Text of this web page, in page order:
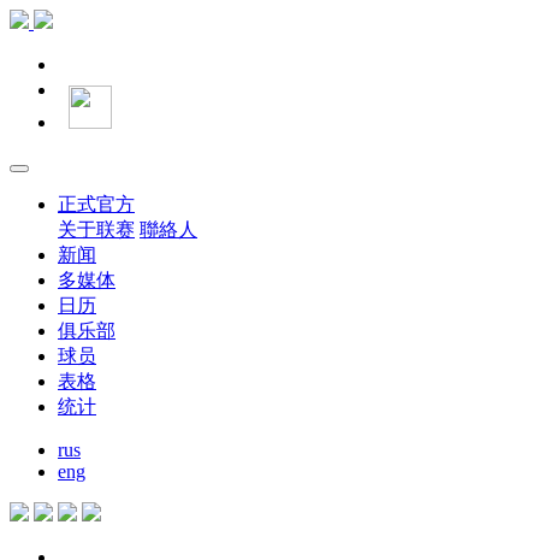
正式官方
关于联赛 聯絡人
新闻
多媒体
日历
俱乐部
球员
表格
统计
rus
eng